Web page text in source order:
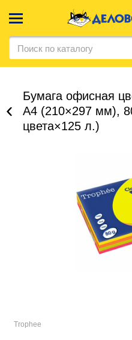
Бумага офисная
А4 (210×297 мм),
цвета×125 л.)
Trophee